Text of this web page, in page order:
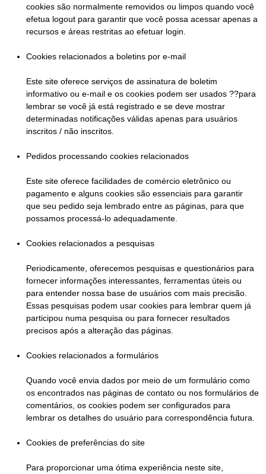
cookies são normalmente removidos ou limpos quando você
efetua logout para garantir que você possa acessar apenas a
recursos e áreas restritas ao efetuar login.
Cookies relacionados a boletins por e-mail
Este site oferece serviços de assinatura de boletim
informativo ou e-mail e os cookies podem ser usados ??para
lembrar se você já está registrado e se deve mostrar
determinadas notificações válidas apenas para usuários
inscritos / não inscritos.
Pedidos processando cookies relacionados
Este site oferece facilidades de comércio eletrônico ou
pagamento e alguns cookies são essenciais para garantir
que seu pedido seja lembrado entre as páginas, para que
possamos processá-lo adequadamente.
Cookies relacionados a pesquisas
Periodicamente, oferecemos pesquisas e questionários para
fornecer informações interessantes, ferramentas úteis ou
para entender nossa base de usuários com mais precisão.
Essas pesquisas podem usar cookies para lembrar quem já
participou numa pesquisa ou para fornecer resultados
precisos após a alteração das páginas.
Cookies relacionados a formulários
Quando você envia dados por meio de um formulário como
os encontrados nas páginas de contato ou nos formulários de
comentários, os cookies podem ser configurados para
lembrar os detalhes do usuário para correspondência futura.
Cookies de preferências do site
Para proporcionar uma ótima experiência neste site,